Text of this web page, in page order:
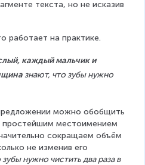
текста, но не исказив
работает на практике.
каждый мальчик и
знают, что зубы нужно
можно обобщить
местоимением
сокращаем объём
не изменив его
нужно чистить два раза в